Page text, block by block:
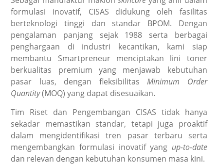
formulasi inovatif, CISAS didukung oleh fasilitas
berteknologi tinggi dan standar BPOM. Dengan
pengalaman panjang sejak 1988 serta berbagai
penghargaan di industri kecantikan, kami siap
membantu Smartpreneur menciptakan lini toner
berkualitas premium yang menjawab kebutuhan
pasar luas, dengan fleksibilitasMinimum Order
Quantity(MOQ) yang dapat disesuaikan.
Tim Riset dan Pengembangan CISAS tidak hanya
sekadar memastikan standar, tetapi juga proaktif
dalam mengidentifikasi tren pasar terbaru serta
mengembangkan formulasi inovatif yang up-to-date
dan relevan dengan kebutuhan konsumen masa kini.